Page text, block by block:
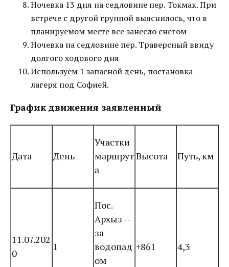
Ночевка 13 дня на седловине пер. Токмак. При
встрече с другой группой выяснилось, что в
планируемом месте все занесло снегом
Ночевка на седловине пер. Траверсный ввиду
долгого ходового дня
Используем 1 запасной день, постановка
лагеря под Софией.
График движения заявленный
Дата День
Участки
маршрут
а
Высота Путь, км
11.07.202
0
1
Пос.
Архыз --
за
водопад
ом
+861 4,3